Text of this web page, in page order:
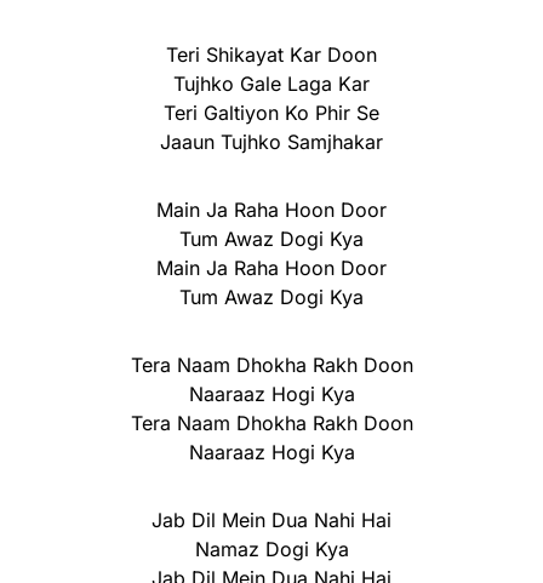
Teri Shikayat Kar Doon
Tujhko Gale Laga Kar
Teri Galtiyon Ko Phir Se
Jaaun Tujhko Samjhakar
Main Ja Raha Hoon Door
Tum Awaz Dogi Kya
Main Ja Raha Hoon Door
Tum Awaz Dogi Kya
Tera Naam Dhokha Rakh Doon
Naaraaz Hogi Kya
Tera Naam Dhokha Rakh Doon
Naaraaz Hogi Kya
Jab Dil Mein Dua Nahi Hai
Namaz Dogi Kya
Jab Dil Mein Dua Nahi Hai